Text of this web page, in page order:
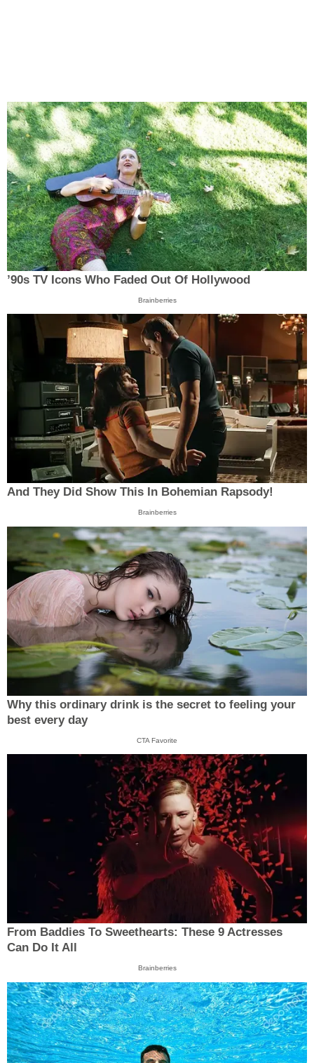
’90s TV Icons Who Faded Out Of Hollywood
Brainberries
And They Did Show This In Bohemian Rapsody!
Brainberries
Why this ordinary drink is the secret to feeling your
best every day
CTA Favorite
From Baddies To Sweethearts: These 9 Actresses
Can Do It All
Brainberries